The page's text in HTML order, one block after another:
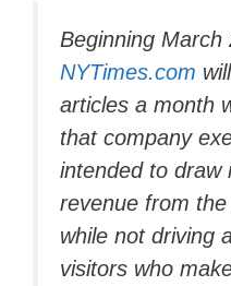
Beginning
NYTimes.com
articles a month
that company
intended to draw
revenue from
while not driving
visitors who